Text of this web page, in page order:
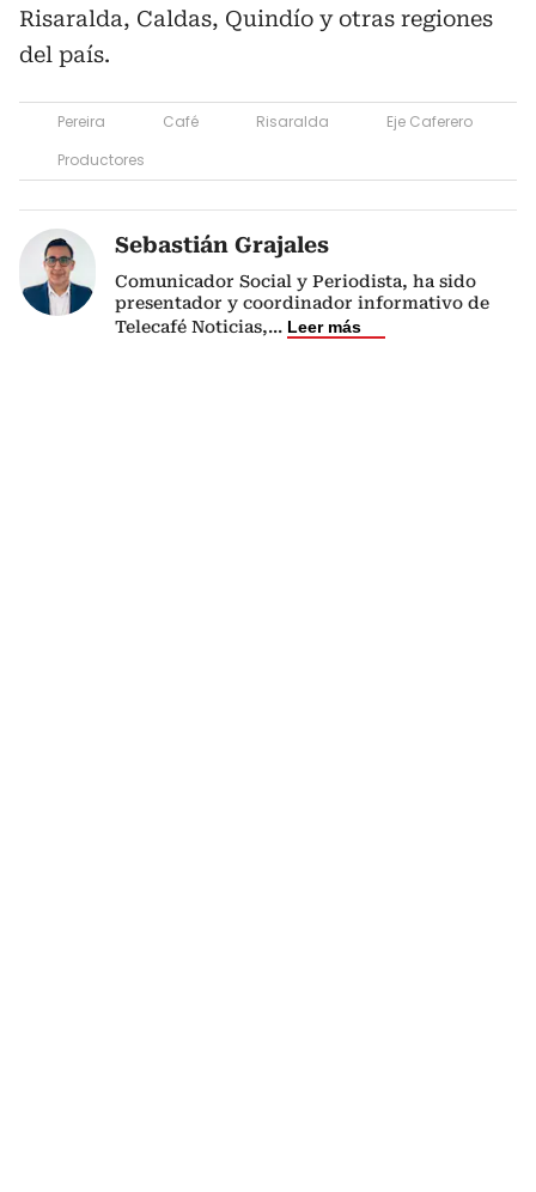
Risaralda, Caldas, Quindío y otras regiones
del país.
Pereira Café Risaralda
Eje Caferero
Productores
Sebastián Grajales
Comunicador Social y Periodista, ha sido
presentador y coordinador informativo de
Telecafé Noticias,... Leer más